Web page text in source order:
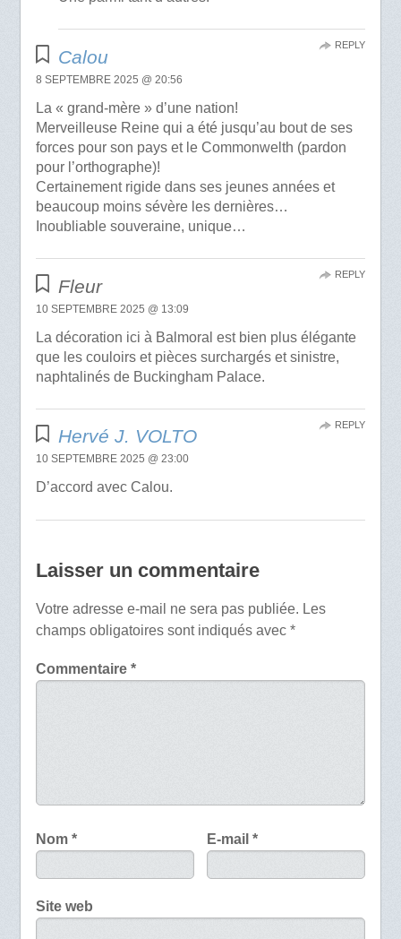
Calou
8 SEPTEMBRE 2025 @ 20:56
La « grand-mère » d’une nation!
Merveilleuse Reine qui a été jusqu’au bout de ses
forces pour son pays et le Commonwelth (pardon
pour l’orthographe)!
Certainement rigide dans ses jeunes années et
beaucoup moins sévère les dernières…
Inoubliable souveraine, unique…
REPLY
Fleur
10 SEPTEMBRE 2025 @ 13:09
La décoration ici à Balmoral est bien plus élégante
que les couloirs et pièces surchargés et sinistre,
naphtalinés de Buckingham Palace.
REPLY
Hervé J. VOLTO
10 SEPTEMBRE 2025 @ 23:00
D’accord avec Calou.
REPLY
Laisser un commentaire
Votre adresse e-mail ne sera pas publiée. Les
champs obligatoires sont indiqués avec *
Commentaire *
Nom * E-mail*
Site web